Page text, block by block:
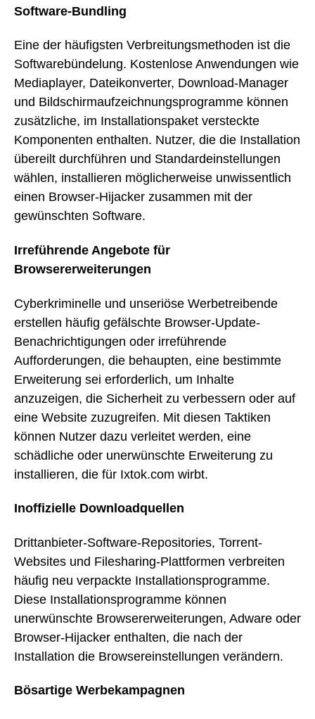
Software-Bundling
Eine der häufigsten Verbreitungsmethoden ist die
Softwarebündelung. Kostenlose Anwendungen wie
Mediaplayer, Dateikonverter, Download-Manager
und Bildschirmaufzeichnungsprogramme können
zusätzliche, im Installationspaket versteckte
Komponenten enthalten. Nutzer, die die Installation
übereilt durchführen und Standardeinstellungen
wählen, installieren möglicherweise unwissentlich
einen Browser-Hijacker zusammen mit der
gewünschten Software.
Irreführende Angebote für
Browsererweiterungen
Cyberkriminelle und unseriöse Werbetreibende
erstellen häufig gefälschte Browser-Update-
Benachrichtigungen oder irreführende
Aufforderungen, die behaupten, eine bestimmte
Erweiterung sei erforderlich, um Inhalte
anzuzeigen, die Sicherheit zu verbessern oder auf
eine Website zuzugreifen. Mit diesen Taktiken
können Nutzer dazu verleitet werden, eine
schädliche oder unerwünschte Erweiterung zu
installieren, die für Ixtok.com wirbt.
Inoffizielle Downloadquellen
Drittanbieter-Software-Repositories, Torrent-
Websites und Filesharing-Plattformen verbreiten
häufig neu verpackte Installationsprogramme.
Diese Installationsprogramme können
unerwünschte Browsererweiterungen, Adware oder
Browser-Hijacker enthalten, die nach der
Installation die Browsereinstellungen verändern.
Bösartige Werbekampagnen